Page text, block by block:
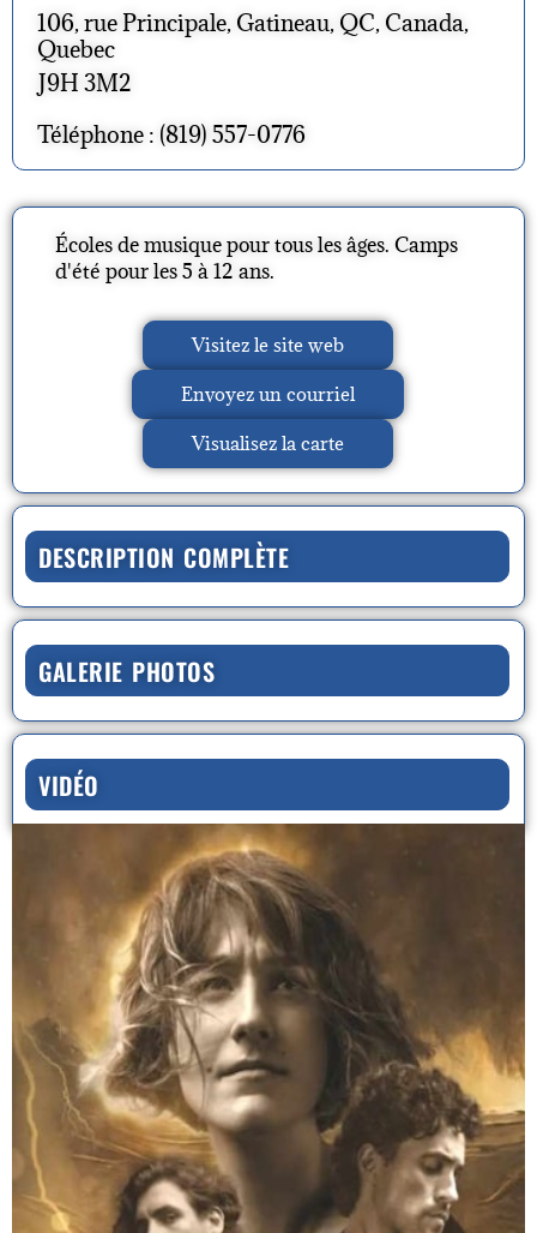
106, rue Principale, Gatineau, QC, Canada,
Quebec
J9H 3M2
Téléphone : (819) 557-0776
Écoles de musique pour tous les âges. Camps
d'été pour les 5 à 12 ans.
Visitez le site web
Envoyez un courriel
Visualisez la carte
DESCRIPTION COMPLÈTE
GALERIE PHOTOS
VIDÉO